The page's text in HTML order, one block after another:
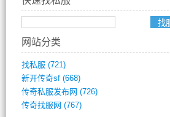
网站分类
找私服 (721)
新开传奇sf(668)
传奇私服发布网 (726)
传奇找服网 (767)